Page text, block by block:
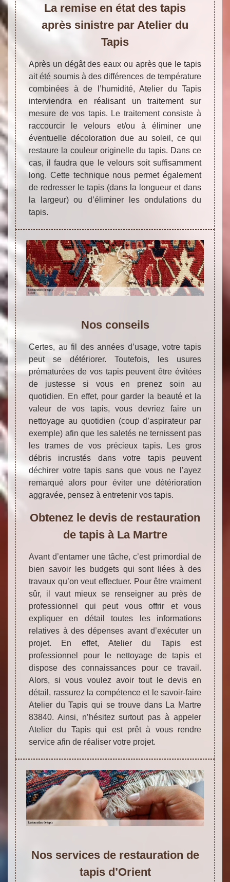
La remise en état des tapis
après sinistre par Atelier du
Tapis
Après un dégât des eaux ou après que le tapis
ait été soumis à des différences de température
combinées à de l’humidité, Atelier du Tapis
interviendra en réalisant un traitement sur
mesure de vos tapis. Le traitement consiste à
raccourcir le velours et/ou à éliminer une
éventuelle décoloration due au soleil, ce qui
restaure la couleur originelle du tapis. Dans ce
cas, il faudra que le velours soit suffisamment
long. Cette technique nous permet également
de redresser le tapis (dans la longueur et dans
la largeur) ou d’éliminer les ondulations du
tapis.
Nos conseils
Certes, au fil des années d’usage, votre tapis
peut se détériorer. Toutefois, les usures
prématurées de vos tapis peuvent être évitées
de justesse si vous en prenez soin au
quotidien. En effet, pour garder la beauté et la
valeur de vos tapis, vous devriez faire un
nettoyage au quotidien (coup d’aspirateur par
exemple) afin que les saletés ne ternissent pas
les trames de vos précieux tapis. Les gros
débris incrustés dans votre tapis peuvent
déchirer votre tapis sans que vous ne l’ayez
remarqué alors pour éviter une détérioration
aggravée, pensez à entretenir vos tapis.
Obtenez le devis de restauration
de tapis à La Martre
Avant d’entamer une tâche, c’est primordial de
bien savoir les budgets qui sont liées à des
travaux qu’on veut effectuer. Pour être vraiment
sûr, il vaut mieux se renseigner au près de
professionnel qui peut vous offrir et vous
expliquer en détail toutes les informations
relatives à des dépenses avant d’exécuter un
projet. En effet, Atelier du Tapis est
professionnel pour le nettoyage de tapis et
dispose des connaissances pour ce travail.
Alors, si vous voulez avoir tout le devis en
détail, rassurez la compétence et le savoir-faire
Atelier du Tapis qui se trouve dans La Martre
83840. Ainsi, n’hésitez surtout pas à appeler
Atelier du Tapis qui est prêt à vous rendre
service afin de réaliser votre projet.
Nos services de restauration de
tapis d’Orient